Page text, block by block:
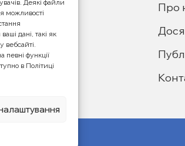
Деякі файли
можливості
дані, такі як
вебсайті.
функції
в Політиці
Київ,
Про